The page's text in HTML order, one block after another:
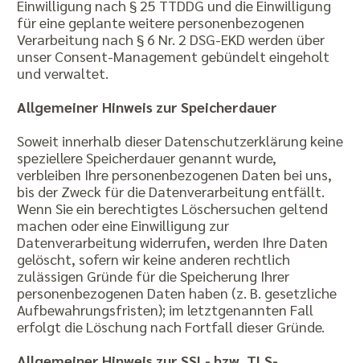
Einwilligung nach § 25 TTDDG und die Einwilligung
für eine geplante weitere personenbezogenen
Verarbeitung nach § 6 Nr. 2 DSG-EKD werden über
unser Consent-Management gebündelt eingeholt
und verwaltet.
Allgemeiner Hinweis zur Speicherdauer
Soweit innerhalb dieser Datenschutzerklärung keine
speziellere Speicherdauer genannt wurde,
verbleiben Ihre personenbezogenen Daten bei uns,
bis der Zweck für die Datenverarbeitung entfällt.
Wenn Sie ein berechtigtes Löschersuchen geltend
machen oder eine Einwilligung zur
Datenverarbeitung widerrufen, werden Ihre Daten
gelöscht, sofern wir keine anderen rechtlich
zulässigen Gründe für die Speicherung Ihrer
personenbezogenen Daten haben (z. B. gesetzliche
Aufbewahrungsfristen); im letztgenannten Fall
erfolgt die Löschung nach Fortfall dieser Gründe.